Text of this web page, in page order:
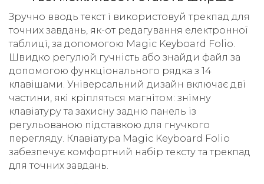
Зручно вводь текст і використовуй трекпад для
точних завдань, як-от редагування електронної
таблиці, за допомогою Magic Keyboard Folio.
Швидко регулюй гучність або знайди файл за
допомогою функціонального рядка з 14
клавішами. Універсальний дизайн включає дві
частини, які кріпляться магнітом: знімну
клавіатуру та захисну задню панель із
регульованою підставкою для гнучкого
перегляду. Клавіатура Magic Keyboard Folio
забезпечує комфортний набір тексту та трекпад
для точних завдань.